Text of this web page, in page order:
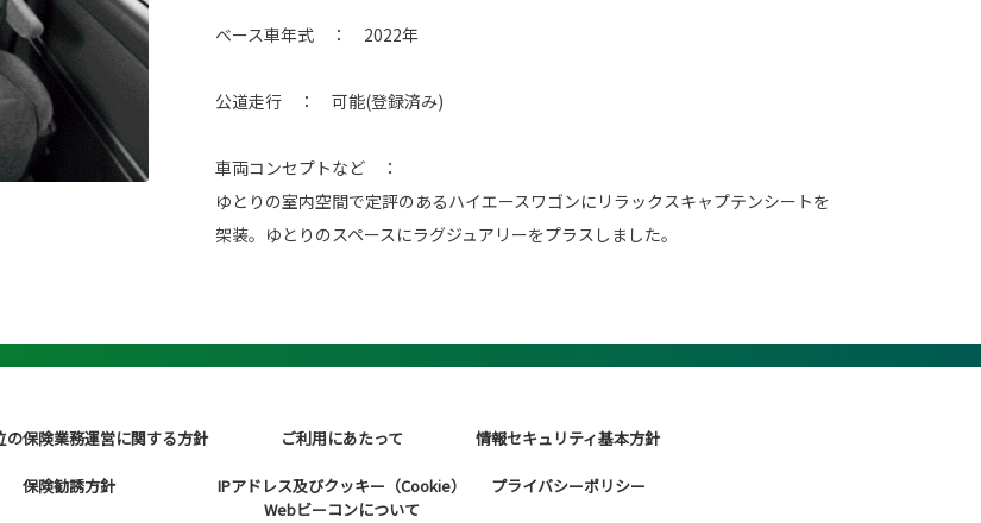
ベース車年式 ： 2022年
公道走行 ： 可能(登録済み)
車両コンセプトなど ：
ゆとりの室内空間で定評のあるハイエースワゴンにリラックスキャプテンシートを
架装。ゆとりのスペースにラグジュアリーをプラスしました。
の保険業務運営に関する方針
保険勧誘方針
ご利用にあたって
IPアドレス及びクッキー（Cookie）
Webビーコンについて
情報セキュリティ基本方針
プライバシーポリシー